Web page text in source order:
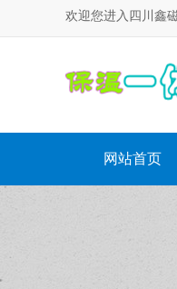
欢迎您进入四川鑫
网站首页